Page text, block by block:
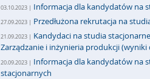
03.10.2023 | Informacja dla kandydatów na
27.09.2023 | Przedłużona rekrutacja na
21.09.2023 | Kandydaci na studia
Zarządzanie i inżynieria produkcji
20.09.2023 | Informacja dla kandydatów na
stacjonarnych